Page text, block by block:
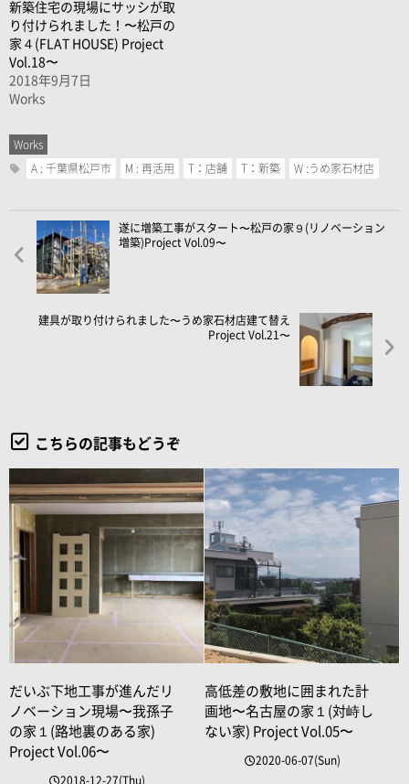
新築住宅の現場にサッシが取
り付けられました！〜松戸の
家４(FLAT HOUSE) Project
Vol.18〜
2018年9月7日
Works
Works
A : 千葉県松戸市 M : 再活用 T：店舗 T：新築 W :うめ家石材店
遂に増築工事がスタート〜松戸の家９(リノベーション
増築)Project Vol.09〜
建具が取り付けられました〜うめ家石材店建て替え
Project Vol.21〜
こちらの記事もどうぞ
だいぶ下地工事が進んだリ
ノベーション現場〜我孫子
の家１(路地裏のある家)
Project Vol.06〜
2018-12-27(Thu)
高低差の敷地に囲まれた計
画地〜名古屋の家１(対峙し
ない家) Project Vol.05〜
2020-06-07(Sun)